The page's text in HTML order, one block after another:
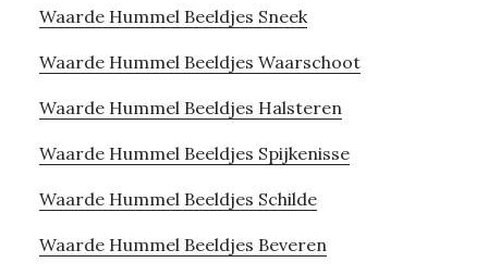
Waarde Hummel Beeldjes Sneek
Waarde Hummel Beeldjes Waarschoot
Waarde Hummel Beeldjes Halsteren
Waarde Hummel Beeldjes Spijkenisse
Waarde Hummel Beeldjes Schilde
Waarde Hummel Beeldjes Beveren